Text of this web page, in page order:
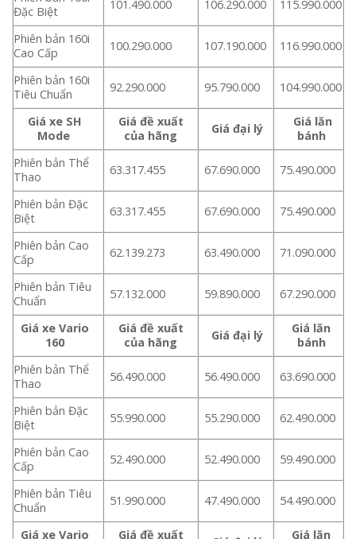
Đặc Biệt
101.490.000 106.290.000 115.990.000
Phiên bản 160i
Cao Cấp
100.290.000 107.190.000 116.990.000
Phiên bản 160i
Tiêu Chuẩn
92.290.000 95.790.000 104.990.000
Giá xe SH
Mode
Giá đề xuất
của hãng
Giá đại lý
Giá lăn
bánh
Phiên bản Thể
Thao
63.317.455 67.690.000 75.490.000
Phiên bản Đặc
Biệt
63.317.455 67.690.000 75.490.000
Phiên bản Cao
Cấp
62.139.273 63.490.000 71.090.000
Phiên bản Tiêu
Chuẩn
57.132.000 59.890.000 67.290.000
Giá xe Vario
160
Giá đề xuất
của hãng
Giá đại lý
Giá lăn
bánh
Phiên bản Thể
Thao
56.490.000 56.490.000 63.690.000
Phiên bản Đặc
Biệt
55.990.000 55.290.000 62.490.000
Phiên bản Cao
Cấp
52.490.000 52.490.000 59.490.000
Phiên bản Tiêu
Chuẩn
51.990.000 47.490.000 54.490.000
Giá xe Vario Giá đề xuất Giá lăn